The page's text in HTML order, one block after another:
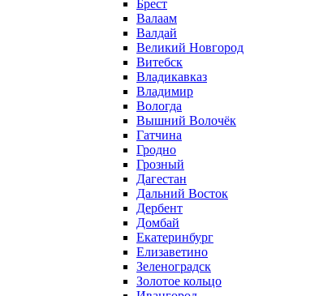
Брест
Валаам
Валдай
Великий Новгород
Витебск
Владикавказ
Владимир
Вологда
Вышний Волочёк
Гатчина
Гродно
Грозный
Дагестан
Дальний Восток
Дербент
Домбай
Екатеринбург
Елизаветино
Зеленоградск
Золотое кольцо